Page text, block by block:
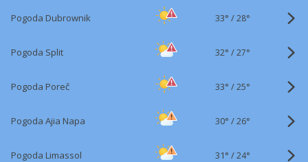
Pogoda Dubrownik 33° /28°
Pogoda Split 32° /27°
Pogoda Poreč 33° /25°
Pogoda Ajia Napa 30° /26°
Pogoda Limassol 31° /24°